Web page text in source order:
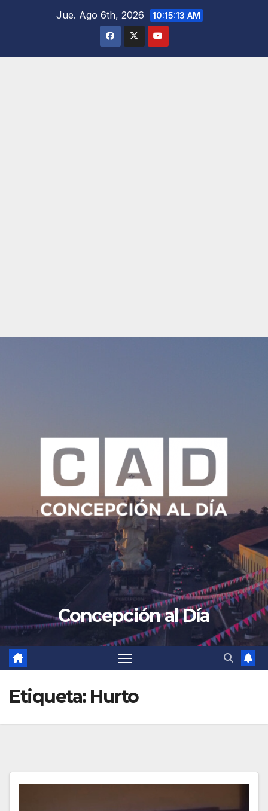
Jue. Ago 6th, 2026 10:15:14 AM
Concepción al Día
Etiqueta: Hurto